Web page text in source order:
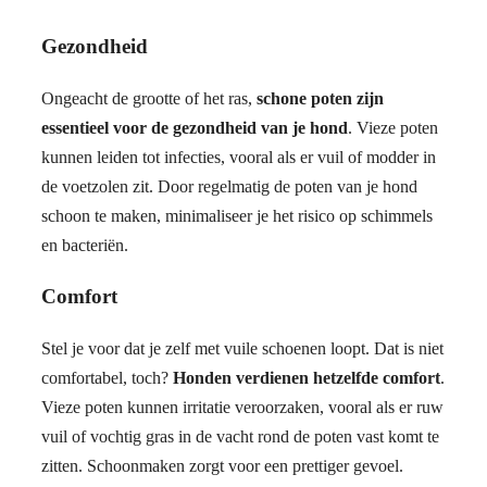
Gezondheid
Ongeacht de grootte of het ras, schone poten zijn
essentieel voor de gezondheid van je hond. Vieze poten
kunnen leiden tot infecties, vooral als er vuil of modder in
de voetzolen zit. Door regelmatig de poten van je hond
schoon te maken, minimaliseer je het risico op schimmels
en bacteriën.
Comfort
Stel je voor dat je zelf met vuile schoenen loopt. Dat is niet
comfortabel, toch? Honden verdienen hetzelfde comfort.
Vieze poten kunnen irritatie veroorzaken, vooral als er ruw
vuil of vochtig gras in de vacht rond de poten vast komt te
zitten. Schoonmaken zorgt voor een prettiger gevoel.